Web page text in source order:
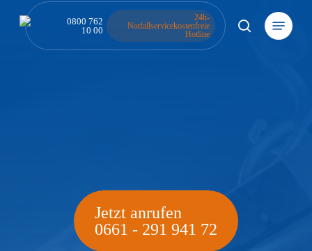
0800 762
10 00
24h-
Notfallservicekostenfreie
Hotline
search
Menu
Jetzt anrufen
0661 - 291 941 72